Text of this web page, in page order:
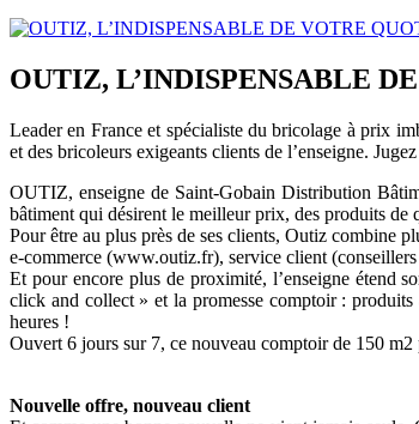
OUTIZ, L’INDISPENSABLE
Leader en France et spécialiste du bricolage à prix
et des bricoleurs exigeants clients de l’enseigne.
OUTIZ, enseigne de Saint-Gobain Distribution
bâtiment qui désirent le meilleur prix, des produits
Pour être au plus près de ses clients, Outiz combine
e-commerce (www.outiz.fr), service client
Et pour encore plus de proximité, l’enseigne étend
click and collect » et la promesse comptoir :
heures !
Ouvert 6 jours sur 7, ce nouveau comptoir de 150 m2
Nouvelle offre, nouveau client